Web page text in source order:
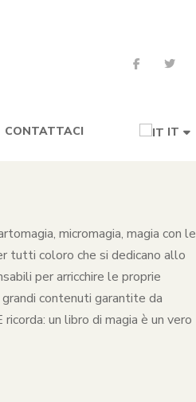
CONTATTACI IT
micromagia, magia con le
tutti coloro che si dedicano allo
per arricchire le proprie
contenuti garantite da
un libro di magia è un vero